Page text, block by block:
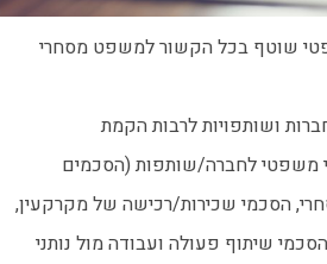
שוטף בכל הקשור למשפט מסחרי
ושותפויות לרבות הקמת
משפטי לחברה/שותפות (הסכמים
הסכמי שכירות/רכישה של מקרקעין,
שיתוף פעולה ועבודה מול נותני